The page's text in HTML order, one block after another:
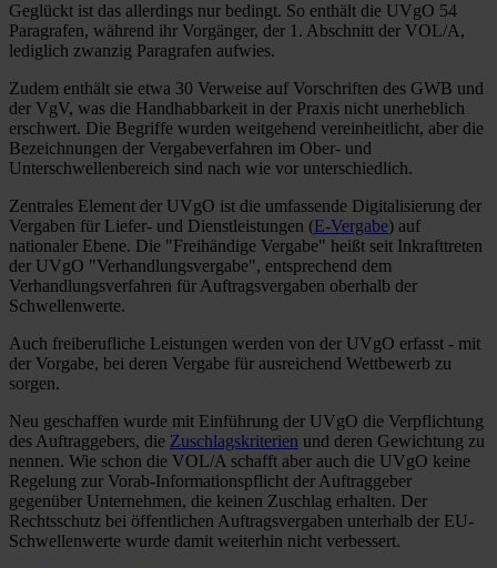
Geglückt ist das allerdings nur bedingt. So enthält die UVgO 54
Paragrafen, während ihr Vorgänger, der 1. Abschnitt der VOL/A,
lediglich zwanzig Paragrafen aufwies.
Zudem enthält sie etwa 30 Verweise auf Vorschriften des GWB und
der VgV, was die Handhabbarkeit in der Praxis nicht unerheblich
erschwert. Die Begriffe wurden weitgehend vereinheitlicht, aber die
Bezeichnungen der Vergabeverfahren im Ober- und
Unterschwellenbereich sind nach wie vor unterschiedlich.
Zentrales Element der UVgO ist die umfassende Digitalisierung der
Vergaben für Liefer- und Dienstleistungen (E-Vergabe) auf
nationaler Ebene. Die "Freihändige Vergabe" heißt seit Inkrafttreten
der UVgO "Verhandlungsvergabe", entsprechend dem
Verhandlungsverfahren für Auftragsvergaben oberhalb der
Schwellenwerte.
Auch freiberufliche Leistungen werden von der UVgO erfasst - mit
der Vorgabe, bei deren Vergabe für ausreichend Wettbewerb zu
sorgen.
Neu geschaffen wurde mit Einführung der UVgO die Verpflichtung
des Auftraggebers, die Zuschlagskriterien und deren Gewichtung zu
nennen. Wie schon die VOL/A schafft aber auch die UVgO keine
Regelung zur Vorab-Informationspflicht der Auftraggeber
gegenüber Unternehmen, die keinen Zuschlag erhalten. Der
Rechtsschutz bei öffentlichen Auftragsvergaben unterhalb der EU-
Schwellenwerte wurde damit weiterhin nicht verbessert.